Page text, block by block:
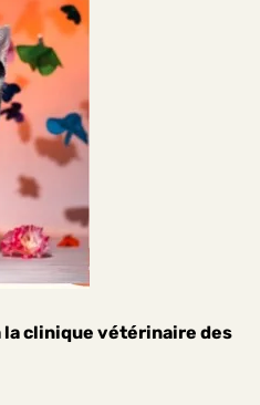
clinique vétérinaire des